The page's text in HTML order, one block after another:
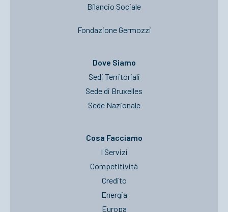
Bilancio Sociale
Fondazione Germozzi
Dove Siamo
Sedi Territoriali
Sede di Bruxelles
Sede Nazionale
Cosa Facciamo
I Servizi
Competitività
Credito
Energia
Europa